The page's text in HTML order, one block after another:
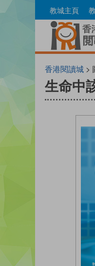
to
教城主頁
香港閱讀城 >
生命中